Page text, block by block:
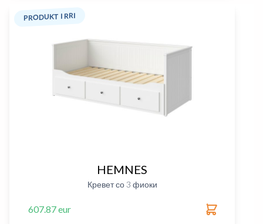
PRODUKT I RRI
HEMNES
Кревет со 3 фиоки
607.87 eur